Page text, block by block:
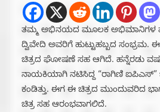
ತಮ್ಮ ಅಭಿನಯದ ಮೂಲಕ ಅಭಿಮಾನಿಗಳ
ದ್ವಿವೇದಿ ಅವರಿಗೆ ಹುಟ್ಟುಹಬ್ಬದ ಸಂಭ್ರಮ.
ಚಿತ್ರದ ಘೋಷಣೆ ಸಹ ಆಗಿದೆ. ಹನ್ನೆರಡು
ನಾಯಕಿಯಾಗಿ ನಟಿಸಿದ್ದ “ರಾಗಿಣಿ ಐಪಿಎಸ್”
ಕಂಡಿತ್ತು. ಈಗ ಈ ಚಿತ್ರದ ಮುಂದುವರಿದ
ಚಿತ್ರ ಸಹ ಆರಂಭವಾಗಲಿದೆ.